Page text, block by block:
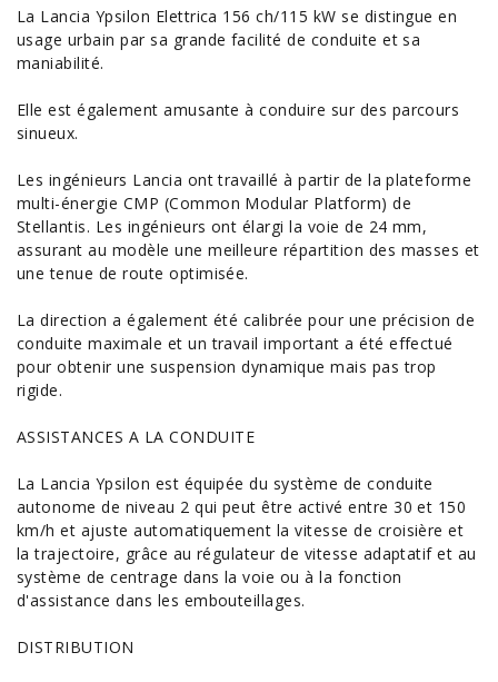
La Lancia Ypsilon Elettrica 156 ch/115 kW se distingue en
usage urbain par sa grande facilité de conduite et sa
maniabilité.
Elle est également amusante à conduire sur des parcours
sinueux.
Les ingénieurs Lancia ont travaillé à partir de la plateforme
multi-énergie CMP (Common Modular Platform) de
Stellantis. Les ingénieurs ont élargi la voie de 24 mm,
assurant au modèle une meilleure répartition des masses et
une tenue de route optimisée.
La direction a également été calibrée pour une précision de
conduite maximale et un travail important a été effectué
pour obtenir une suspension dynamique mais pas trop
rigide.
ASSISTANCES A LA CONDUITE
La Lancia Ypsilon est équipée du système deconduite
autonome de niveau 2 qui peut être activé entre 30 et 150
km/h et ajuste automatiquement la vitesse de croisière et
la trajectoire, grâce au régulateur de vitesse adaptatif et au
système de centrage dans la voie ou à la fonction
d'assistance dans les embouteillages.
DISTRIBUTION